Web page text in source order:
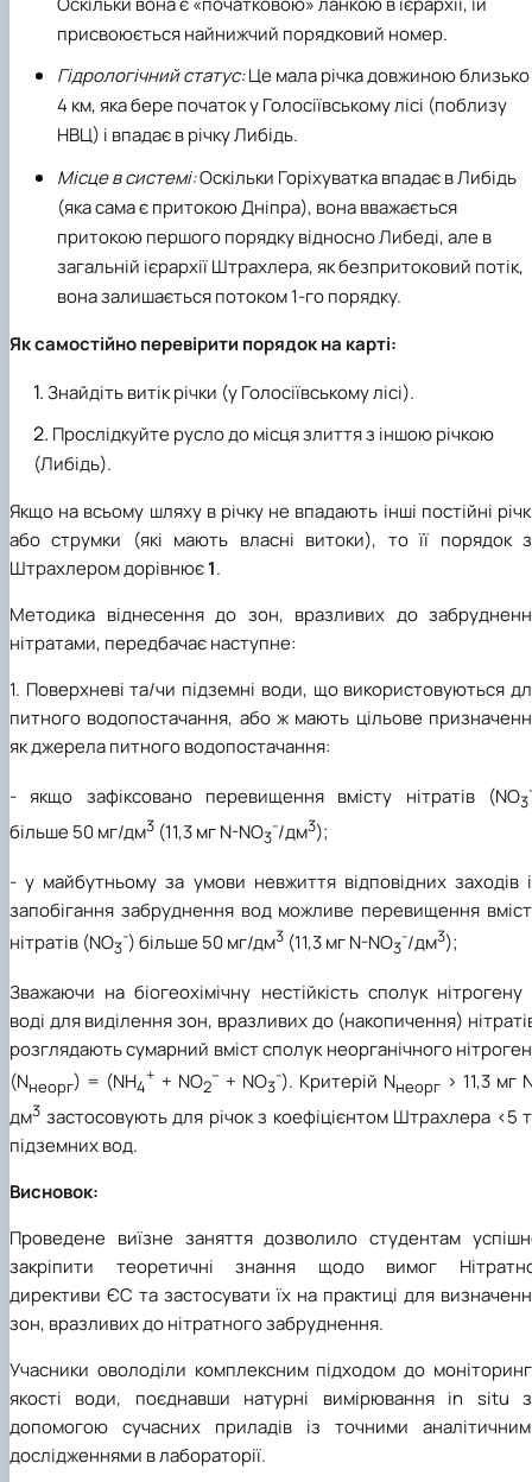
присвоюється найнижчий порядковий номер.
Гідрологічний статус:Це мала річка довжиною близько
4 км, яка бере початок у Голосіївському лісі (поблизу
НВЦ) і впадає в річку Либідь.
Місце в системі:Оскільки Горіхуватка впадає в Либідь
(яка сама є притокою Дніпра), вона вважається
притокою першого порядку відносно Либеді, але в
загальній ієрархії Штрахлера, як безпритоковий потік,
вона залишається потоком 1-го порядку.
Як самостійно перевірити порядок на карті:
Знайдіть витік річки (у Голосіївському лісі).
Прослідкуйте русло до місця злиття з іншою річкою
(Либідь).
Якщо на всьому шляху в річку не впадають інші постійні
або струмки (які мають власні витоки), то її порядок
Штрахлером дорівнює1.
Методика віднесення до зон, вразливих до
нітратами, передбачає наступне:
1. Поверхневі та/чи підземні води, що використовуються
питного водопостачання, або ж мають цільове
як джерела питного водопостачання:
- якщо зафіксовано перевищення вмісту нітратів (NO3
більше 50 мг/дм3 (11,3 мг N-NO3
-/дм3);
- у майбутньому за умови невжиття відповідних заходів
запобігання забруднення вод можливе перевищення
нітратів (NO3
-) більше 50 мг/дм3 (11,3 мг N-NO3
-/дм3);
Зважаючи на біогеохімічну нестійкість сполук нітрогену
воді для виділення зон, вразливих до (накопичення)
розглядають сумарний вміст сполук неорганічного
(Nнеорг) = (NH4
+ + NO2
– + NO3
-). Критерій Nнеорг > 11,3 мг
дм3 застосовують для річок з коефіцієнтом Штрахлера <5
підземних вод.
Висновок:
Проведене виїзне заняття дозволило студентам
закріпити теоретичні знання щодо вимог
директиви ЄС та застосувати їх на практиці для
зон, вразливих до нітратного забруднення.
Учасники оволоділи комплексним підходом до
якості води, поєднавши натурні вимірювання in situ
допомогою сучасних приладів із точними
дослідженнями в лабораторії.